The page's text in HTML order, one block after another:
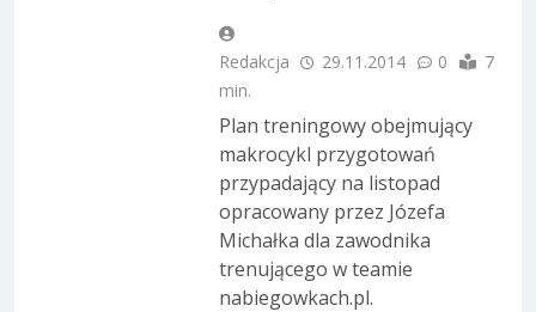
Redakcja 29.11.2014 0
7
min.
Plan treningowy obejmujący
makrocykl przygotowań
przypadający na listopad
opracowany przez Józefa
Michałka dla zawodnika
trenującego w teamie
nabiegowkach.pl.